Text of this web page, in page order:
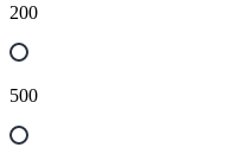
200
500